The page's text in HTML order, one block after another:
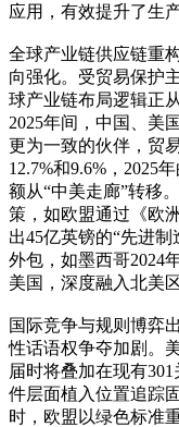
应用，有效提升了生
全球产业链供应链重
向强化。受贸易保护
球产业链布局逻辑正
2025年间，中国、美
更为一致的伙伴，贸
12.7%和9.6%，2025
额从“中美走廊”转移
策，如欧盟通过《欧
出45亿英镑的“先进
外包，如墨西哥2024
美国，深度融入北美
国际竞争与规则博弈
性话语权争夺加剧。
届时将叠加在现有
件层面植入位置追踪
时，欧盟以绿色标准